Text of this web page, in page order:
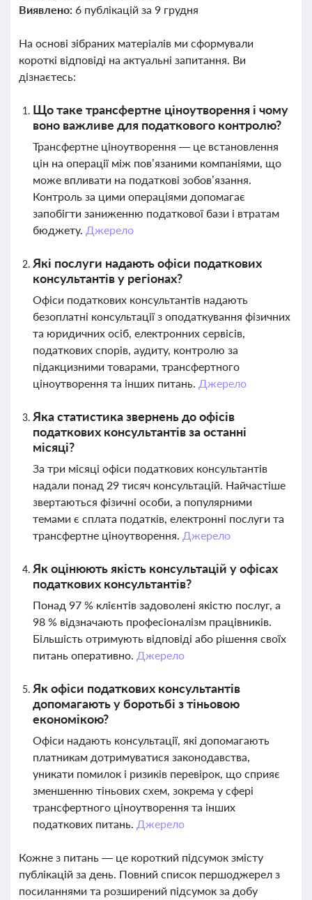
Виявлено: 6 публікацій за 9 грудня
На основі зібраних матеріалів ми сформували
короткі відповіді на актуальні запитання. Ви
дізнаєтесь:
Що таке трансфертне ціноутворення і чому
воно важливе для податкового контролю?
Трансфертне ціноутворення — це встановлення
цін на операції між пов’язаними компаніями, що
може впливати на податкові зобов’язання.
Контроль за цими операціями допомагає
запобігти заниженню податкової бази і втратам
бюджету. Джерело
Які послуги надають офіси податкових
консультантів у регіонах?
Офіси податкових консультантів надають
безоплатні консультації з оподаткування фізичних
та юридичних осіб, електронних сервісів,
податкових спорів, аудиту, контролю за
підакцизними товарами, трансфертного
ціноутворення та інших питань. Джерело
Яка статистика звернень до офісів
податкових консультантів за останні
місяці?
За три місяці офіси податкових консультантів
надали понад 29 тисяч консультацій. Найчастіше
звертаються фізичні особи, а популярними
темами є сплата податків, електронні послуги та
трансфертне ціноутворення. Джерело
Як оцінюють якість консультацій у офісах
податкових консультантів?
Понад 97 % клієнтів задоволені якістю послуг, а
98 % відзначають професіоналізм працівників.
Більшість отримують відповіді або рішення своїх
питань оперативно. Джерело
Як офіси податкових консультантів
допомагають у боротьбі з тіньовою
економікою?
Офіси надають консультації, які допомагають
платникам дотримуватися законодавства,
уникати помилок і ризиків перевірок, що сприяє
зменшенню тіньових схем, зокрема у сфері
трансфертного ціноутворення та інших
податкових питань. Джерело
Кожне з питань — це короткий підсумок змісту
публікацій за день. Повний список першоджерел з
посиланнями та розширений підсумок за добу